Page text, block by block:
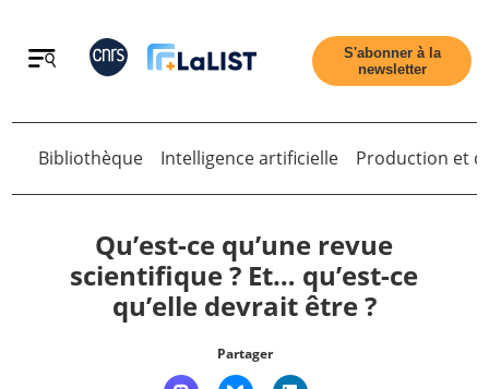
Retour
S'abonner à la
newsletter
Bibliothèque Intelligence artificielle Production et
Qu’est-ce qu’une revue
scientifique ? Et… qu’est-ce
qu’elle devrait être ?
Partager